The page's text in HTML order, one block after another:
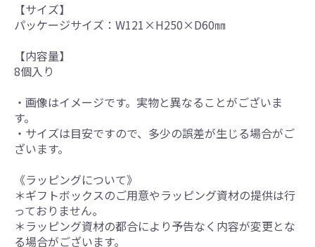
【サイズ】
パッケージサイズ：W121×H250×D60㎜
【内容量】
8個入り
・画像はイメージです。実物と異なることがございま
す。
・サイズは目安ですので、多少の誤差が生じる場合がご
ざいます。
《ラッピングについて》
＊ギフトボックスのご用意やラッピング資材の提供は行
っておりません。
＊ラッピング資材の都合により予告なく内容が変更とな
る場合がございます。